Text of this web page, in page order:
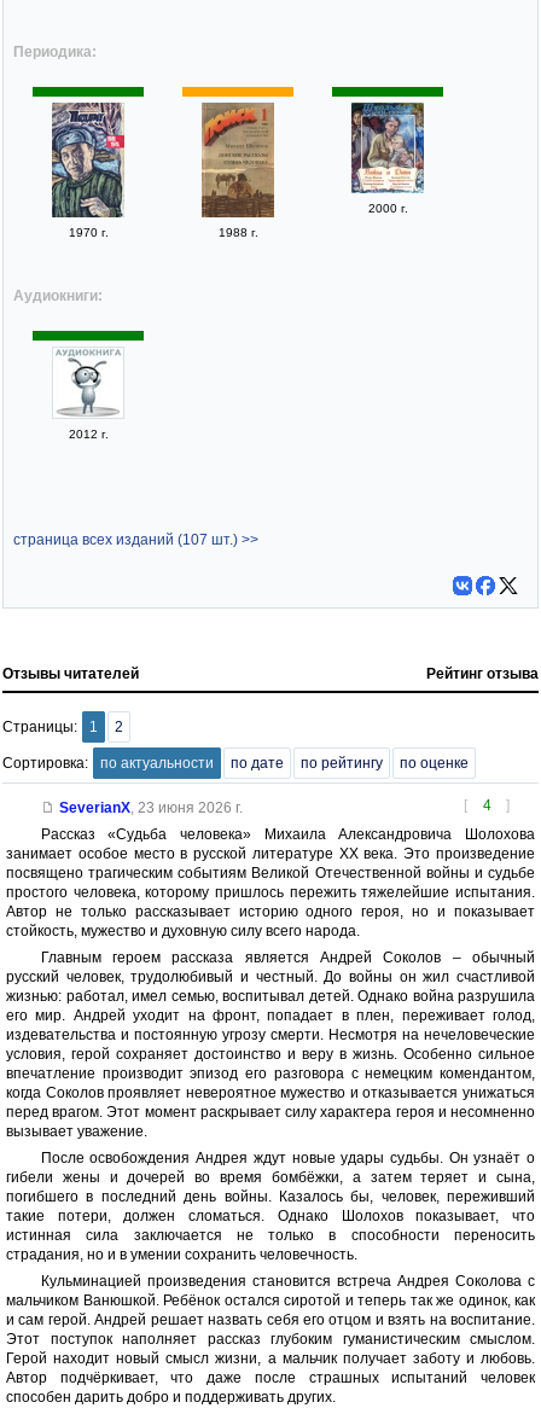
Периодика:
1970 г. 1988 г.
2000 г.
Аудиокниги:
2012 г.
страница всех изданий (107 шт.) >>
Отзывы читателей Рейтинг отзыва
Страницы: 1 2
Сортировка: по актуальности по дате по рейтингу по оценке
[ 4 ]
SeverianX, 23 июня 2026 г.
Рассказ «Судьба человека» Михаила Александровича Шолохова
занимает особое место в русской литературе XX века. Это произведение
посвящено трагическим событиям Великой Отечественной войны и судьбе
простого человека, которому пришлось пережить тяжелейшие испытания.
Автор не только рассказывает историю одного героя, но и показывает
стойкость, мужество и духовную силу всего народа.
Главным героем рассказа является Андрей Соколов – обычный
русский человек, трудолюбивый и честный. До войны он жил счастливой
жизнью: работал, имел семью, воспитывал детей. Однако война разрушила
его мир. Андрей уходит на фронт, попадает в плен, переживает голод,
издевательства и постоянную угрозу смерти. Несмотря на нечеловеческие
условия, герой сохраняет достоинство и веру в жизнь. Особенно сильное
впечатление производит эпизод его разговора с немецким комендантом,
когда Соколов проявляет невероятное мужество и отказывается унижаться
перед врагом. Этот момент раскрывает силу характера героя и несомненно
вызывает уважение.
После освобождения Андрея ждут новые удары судьбы. Он узнаёт о
гибели жены и дочерей во время бомбёжки, а затем теряет и сына,
погибшего в последний день войны. Казалось бы, человек, переживший
такие потери, должен сломаться. Однако Шолохов показывает, что
истинная сила заключается не только в способности переносить
страдания, но и в умении сохранить человечность.
Кульминацией произведения становится встреча Андрея Соколова с
мальчиком Ванюшкой. Ребёнок остался сиротой и теперь так же одинок, как
и сам герой. Андрей решает назвать себя его отцом и взять на воспитание.
Этот поступок наполняет рассказ глубоким гуманистическим смыслом.
Герой находит новый смысл жизни, а мальчик получает заботу и любовь.
Автор подчёркивает, что даже после страшных испытаний человек
способен дарить добро и поддерживать других.